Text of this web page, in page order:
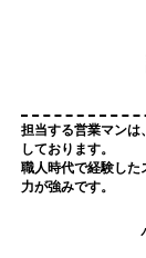
担当する営業マンは
しております。
職人時代で経験した
力が強みです。